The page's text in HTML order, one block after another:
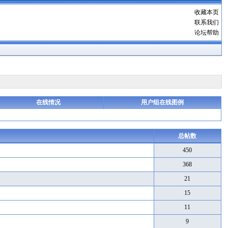
收藏本页
联系我们
论坛帮助
在线情况 用户组在线图例
总帖数
450
368
21
15
11
9